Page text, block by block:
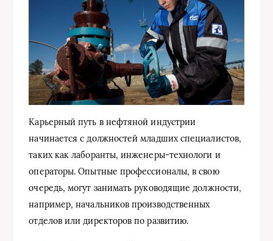
Карьерный путь в нефтяной индустрии
начинается с должностей младших специалистов,
таких как лаборанты, инженеры-технологи и
операторы. Опытные профессионалы, в свою
очередь, могут занимать руководящие должности,
например, начальников производственных
отделов или директоров по развитию.